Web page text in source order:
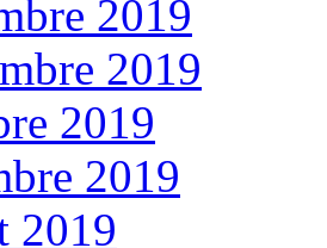
2019
2019
2019
2019
2019